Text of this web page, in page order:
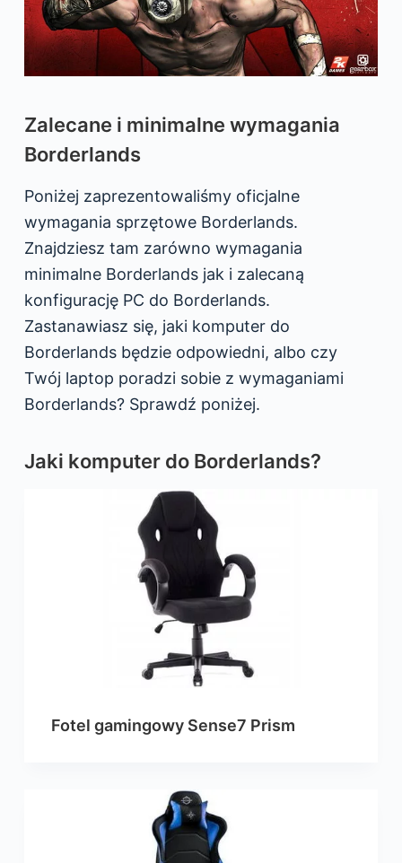
Zalecane i minimalne wymagania
Borderlands
Poniżej zaprezentowaliśmy oficjalne
wymagania sprzętowe Borderlands.
Znajdziesz tam zarówno wymagania
minimalne Borderlands jak i zalecaną
konfigurację PC do Borderlands.
Zastanawiasz się, jaki komputer do
Borderlands będzie odpowiedni, albo czy
Twój laptop poradzi sobie z wymaganiami
Borderlands? Sprawdź poniżej.
Jaki komputer do Borderlands?
Fotel gamingowy Sense7 Prism